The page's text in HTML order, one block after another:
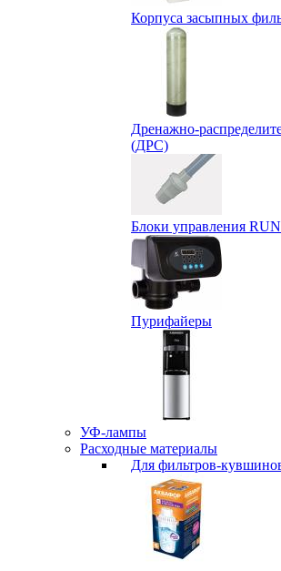
Корпуса засыпных
Дренажно-
(ДРС)
Блоки управления
Пурифайеры
УФ-лампы
Расходные материалы
Для фильтров-